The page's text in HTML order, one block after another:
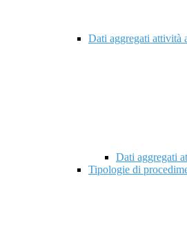
Dati aggregati attività
Dati aggregati
Tipologie di